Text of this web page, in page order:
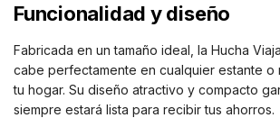
Funcionalidad y diseño
Fabricada en un tamaño ideal, la Hucha
cabe perfectamente en cualquier estante o
tu hogar. Su diseño atractivo y compacto
siempre estará lista para recibir tus ahorros.